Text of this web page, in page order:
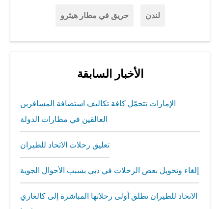
حريق في مطار هيثرو لندن
الأخبار السابقة
الإمارات تتحمّل كافة تكاليف استضافة المسافرين
العالقين في مطارات الدولة
تعليق رحلات الاتحاد للطيران
إلغاء وتحويل بعض الرحلات في دبي بسبب الأحوال الجوية
الاتحاد للطيران تطلق أولى رحلاتها المباشرة إلى كالغاري